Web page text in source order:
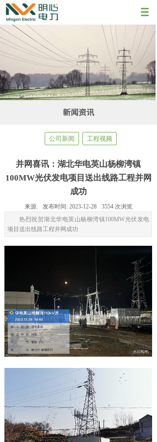
新闻资讯
公司新闻 工程视频
并网喜讯：湖北华电英山杨柳湾镇
100MW光伏发电项目送出线路工程并网
成功
来源: 发布时间: 2023-12-28 3554 次浏览
热烈祝贺湖北华电英山杨柳湾镇100MW光伏发电
项目送出线路工程并网成功